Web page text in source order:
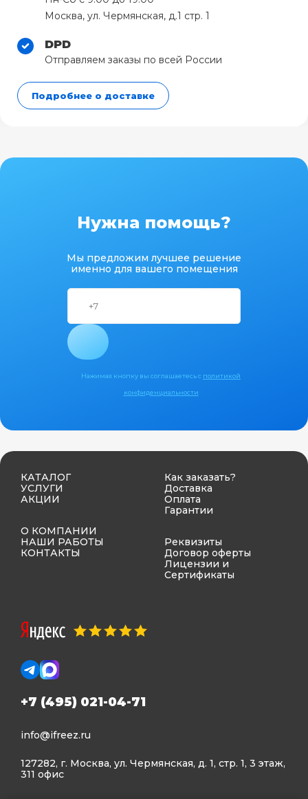
Москва, ул. Чермянская, д.1 стр. 1
DPD
Отправляем заказы по всей России
Подробнее о доставке
Нужна помощь?
Мы предложим лучшее решение
именно для вашего помещения
Нажимая кнопку вы соглашаетесь с политикой
конфиденциальности
КАТАЛОГ
УСЛУГИ
АКЦИИ
О КОМПАНИИ
НАШИ РАБОТЫ
КОНТАКТЫ
Как заказать?
Доставка
Оплата
Гарантии
Реквизиты
Договор оферты
Лицензии и
Сертификаты
+7 (495) 021-04-71
info@ifreez.ru
127282, г. Москва, ул. Чермянская, д. 1, стр. 1, 3 этаж,
311 офис